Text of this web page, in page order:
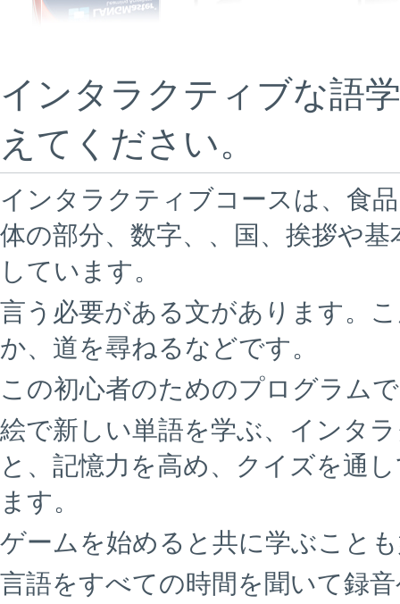
インタラクティブな語
えてください。
インタラクティブコースは、食
体の部分、数字、、国、挨拶や
しています。
言う必要がある文があります。
か、道を尋ねるなどです。
この初心者のためのプログラム
絵で新しい単語を学ぶ、インタ
と、記憶力を高め、クイズを通
ます。
ゲームを始めると共に学ぶこと
言語をすべての時間を聞いて録